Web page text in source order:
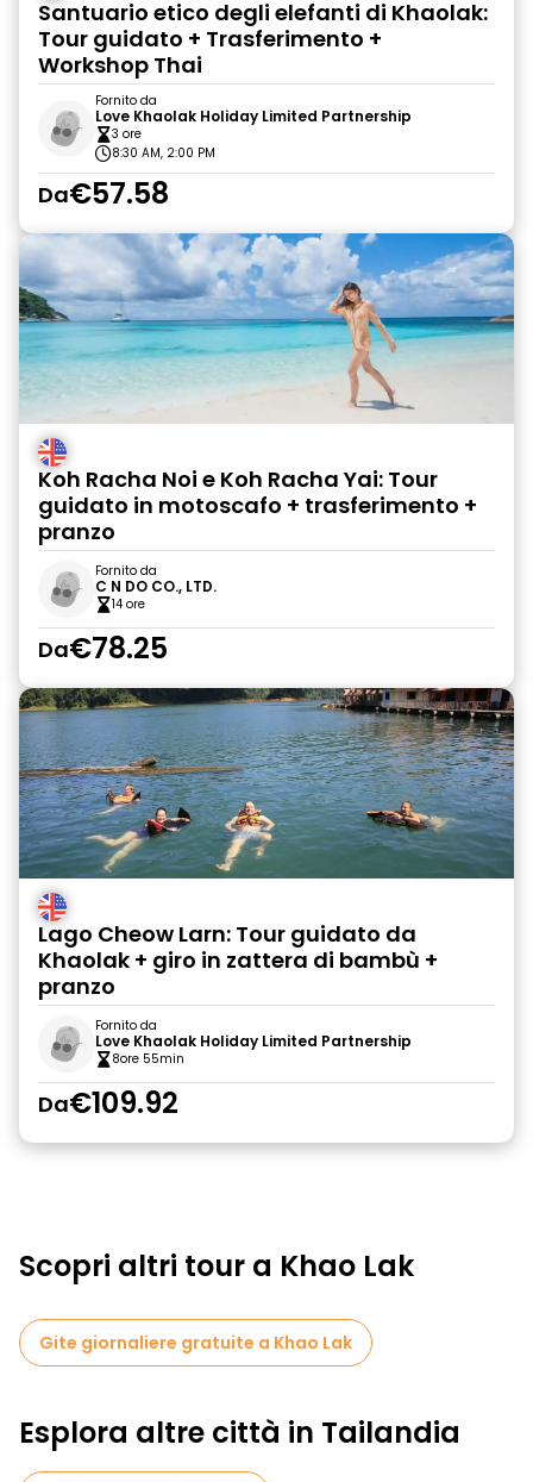
Santuario etico degli elefanti di Khaolak:
Tour guidato + Trasferimento +
Workshop Thai
Fornito da
Love Khaolak Holiday Limited Partnership
3 ore
8:30 AM, 2:00 PM
Da€57.58
Koh Racha Noi e Koh Racha Yai: Tour
guidato in motoscafo + trasferimento +
pranzo
Fornito da
C N DO CO., LTD.
14 ore
Da€78.25
Lago Cheow Larn: Tour guidato da
Khaolak + giro in zattera di bambù +
pranzo
Fornito da
Love Khaolak Holiday Limited Partnership
8ore 55min
Da€109.92
Scopri altri tour a Khao Lak
Gite giornaliere gratuite a Khao Lak
Esplora altre città in Tailandia